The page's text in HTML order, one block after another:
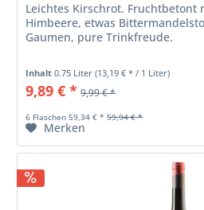
Leichtes Kirschrot. Fruchtbetont
Himbeere, etwas
Gaumen, pure Trinkfreude.
Inhalt0.75 Liter(13,19 € * / 1 Liter)
9,89 € * 9,99 € *
6 Flaschen 59,34 € * 59,94 € *
Merken